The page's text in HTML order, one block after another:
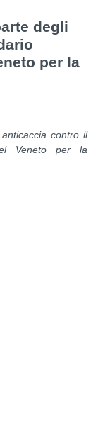
degli
per la
contro il
Veneto per la